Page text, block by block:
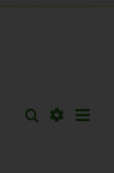
Sündmused
Otsi